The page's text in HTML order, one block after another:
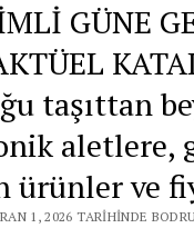
GÜNE
taşıttan
aletlere,
ürünler ve
1, 2026 TARIHINDE